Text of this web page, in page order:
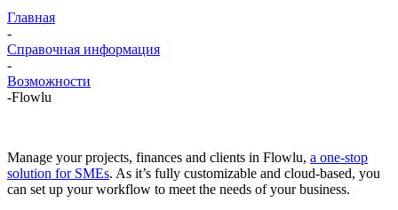
Главная
-
Справочная информация
-
Возможности
-Flowlu
Manage your projects, finances and clients in Flowlu, a one-stop
solution for SMEs. As it’s fully customizable and cloud-based, you
can set up your workflow to meet the needs of your business.